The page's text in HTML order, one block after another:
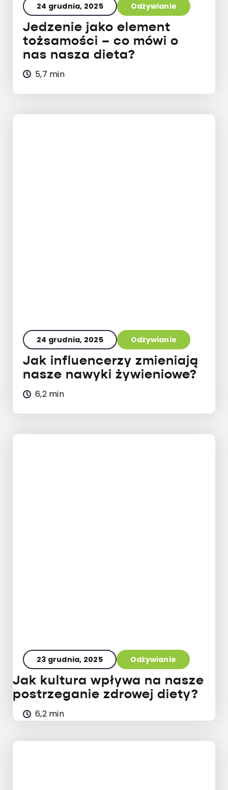
24 grudnia, 2025 Odżywianie
Jedzenie jako element
tożsamości – co mówi o
nas nasza dieta?
5,7 min
24 grudnia, 2025 Odżywianie
Jak influencerzy zmieniają
nasze nawyki żywieniowe?
6,2 min
23 grudnia, 2025 Odżywianie
Jak kultura wpływa na nasze
postrzeganie zdrowej diety?
6,2 min